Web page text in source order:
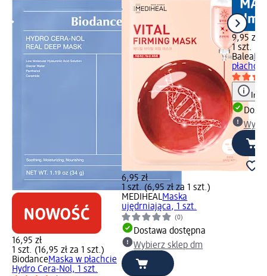
16,95 zł
1 szt. (16,95 zł za 1 szt.)
BiodanceMaska w płachcie
Hydro Cera-Nol, 1 szt.
6,95 zł
1 szt. (6,95 zł za 1 szt.)
MEDIHEALMaska
ujędrniająca, 1 szt.
(0)
Dostawa dostępna
Wybierz sklep dm
9,95 zł
1 szt.
Balea